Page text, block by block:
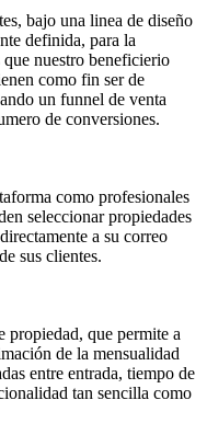
bajo una linea de diseño
definida, para la
nuestro beneficierio
como fin ser de
un funnel de venta
de conversiones.
como profesionales
seleccionar propiedades
a su correo
sus clientes.
que permite a
de la mensualidad
entre entrada, tiempo de
tan sencilla como